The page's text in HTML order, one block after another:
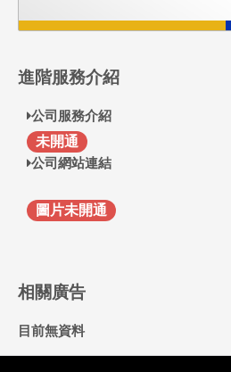
進階服務介紹
公司服務介紹
未開通
公司網站連結
圖片未開通
相關廣告
目前無資料